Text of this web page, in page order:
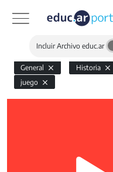
Incluir Archivo educ.ar
General Historia
juego